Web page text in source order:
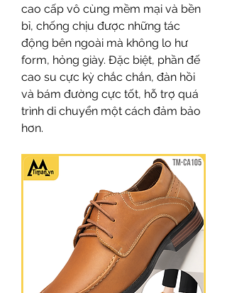
cao cấp vô cùng mềm mại và bền
bỉ, chống chịu được những tác
động bên ngoài mà không lo hư
form, hỏng giày. Đặc biệt, phần đế
cao su cực kỳ chắc chắn, đàn hồi
và bám đường cực tốt, hỗ trợ quá
trình di chuyển một cách đảm bảo
hơn.